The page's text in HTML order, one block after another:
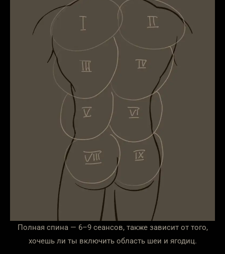
Полная спина — 6–9 сеансов, также зависит от того,
хочешь ли ты включить область шеи и ягодиц.